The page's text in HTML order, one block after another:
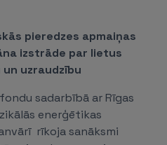
pieredzes apmaiņas
izstrāde par lietus
uzraudzību
sadarbībā ar Rīgas
enerģētikas
rīkoja sanāksmi